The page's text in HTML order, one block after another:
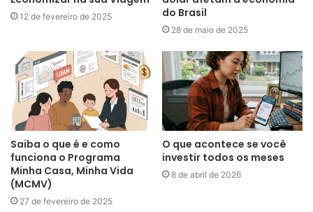
12 de fevereiro de 2025
do Brasil
28 de maio de 2025
Saiba o que é e como
funciona o Programa
Minha Casa, Minha Vida
(MCMV)
27 de fevereiro de 2025
O que acontece se você
investir todos os meses
8 de abril de 2026